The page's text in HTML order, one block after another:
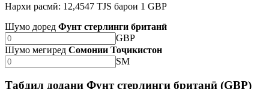
Нархи расмӣ: 12,4547 TJS барои 1 GBP
Шумо доред Фунт стерлинги британӣ
GBP
Шумо мегиред Сомонии Тоҷикистон
SM
Табдил додани Фунт стерлинги британӣ (GBP)